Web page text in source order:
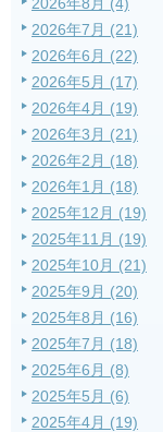
2026年7月 (21)
2026年6月 (22)
2026年5月 (17)
2026年4月 (19)
2026年3月 (21)
2026年2月 (18)
2026年1月 (18)
2025年12月 (19)
2025年11月 (19)
2025年10月 (21)
2025年9月 (20)
2025年8月 (16)
2025年7月 (18)
2025年6月 (8)
2025年5月 (6)
2025年4月 (19)